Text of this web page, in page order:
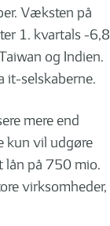
Væksten på
1. kvartals -6,8
og Indien.
it-selskaberne.
mere end
kun vil udgøre
lån på 750 mio.
virksomheder,